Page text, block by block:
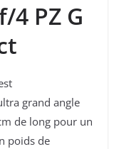
4 PZ G
grand angle
de long pour un
poids de